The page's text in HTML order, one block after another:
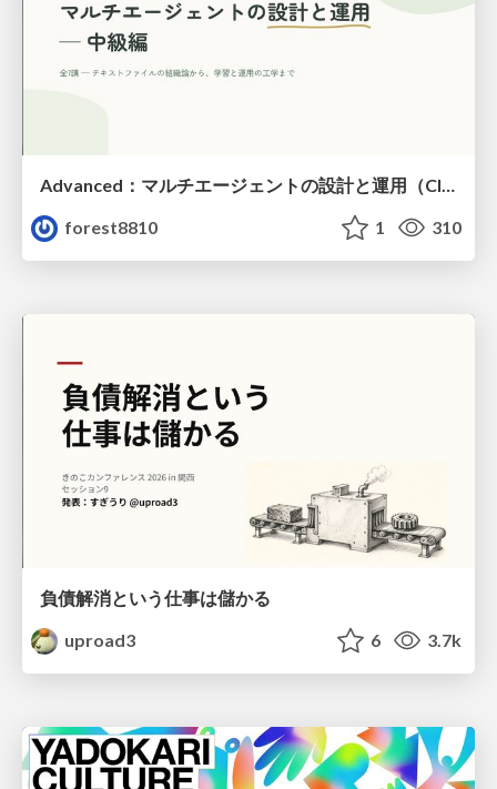
Advanced：マルチエージェントの設計と運用（Claude Code）
forest8810
1 310
負債解消という仕事は儲かる
uproad3
6 3.7k